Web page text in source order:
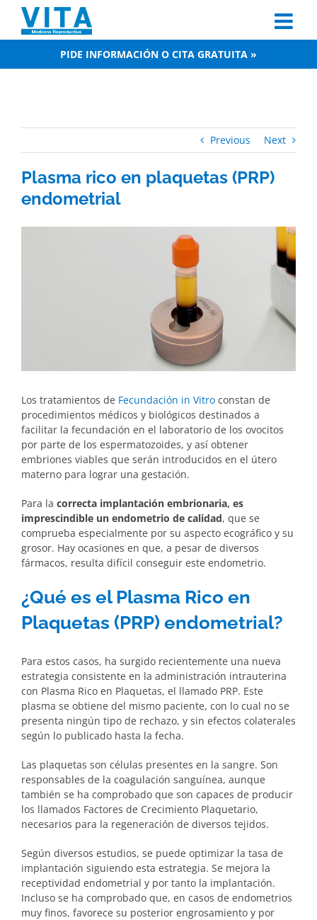
content
PIDE INFORMACIÓN O CITA GRATUITA »
Previous Next
Plasma rico en plaquetas (PRP)
endometrial
Los tratamientos de Fecundación in Vitro constan de
procedimientos médicos y biológicos destinados a
facilitar la fecundación en el laboratorio de los ovocitos
por parte de los espermatozoides, y así obtener
embriones viables que serán introducidos en el útero
materno para lograr una gestación.
Para la correcta implantación embrionaria, es
imprescindible un endometrio de calidad, que se
comprueba especialmente por su aspecto ecográfico y su
grosor. Hay ocasiones en que, a pesar de diversos
fármacos, resulta difícil conseguir este endometrio.
¿Qué es el Plasma Rico en
Plaquetas (PRP) endometrial?
Para estos casos, ha surgido recientemente una nueva
estrategia consistente en la administración intrauterina
con Plasma Rico en Plaquetas, el llamado PRP. Este
plasma se obtiene del mismo paciente, con lo cual no se
presenta ningún tipo de rechazo, y sin efectos colaterales
según lo publicado hasta la fecha.
Las plaquetas son células presentes en la sangre. Son
responsables de la coagulación sanguínea, aunque
también se ha comprobado que son capaces de producir
los llamados Factores de Crecimiento Plaquetario,
necesarios para la regeneración de diversos tejidos.
Según diversos estudios, se puede optimizar la tasa de
implantación siguiendo esta estrategia. Se mejora la
receptividad endometrial y por tanto la implantación.
Incluso se ha comprobado que, en casos de endometrios
muy finos, favorece su posterior engrosamiento y por